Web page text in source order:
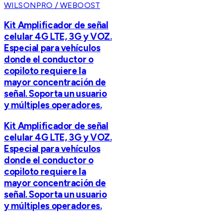
WILSONPRO / WEBOOST
Kit Amplificador de señal
celular 4G LTE, 3G y VOZ.
Especial para vehículos
donde el conductor o
copiloto requiere la
mayor concentración de
señal. Soporta un usuario
y múltiples operadores.
Kit Amplificador de señal
celular 4G LTE, 3G y VOZ.
Especial para vehículos
donde el conductor o
copiloto requiere la
mayor concentración de
señal. Soporta un usuario
y múltiples operadores.